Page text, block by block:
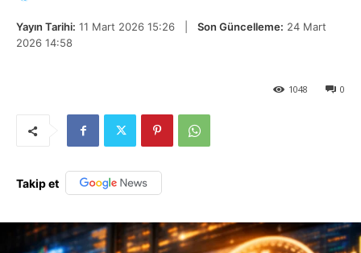
Yayın Tarihi: 11 Mart 2026 15:26 | Son Güncelleme: 24 Mart
2026 14:58
0
1048
Takip et